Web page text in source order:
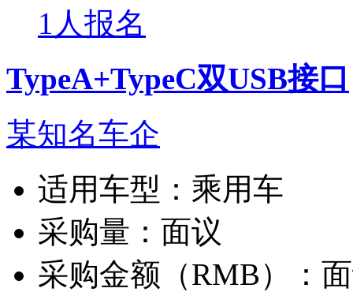
1人报名
TypeA+TypeC双USB接口
某知名车企
适用车型： 乘用车
采购量： 面议
采购金额（RMB）：